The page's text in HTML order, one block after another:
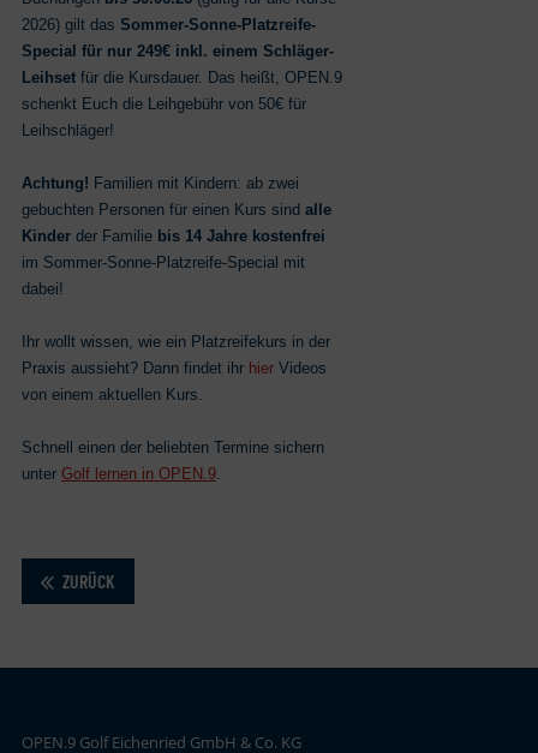
2026) gilt das Sommer-Sonne-Platzreife-
Special für nur 249€ inkl. einem Schläger-
Leihsetfür die Kursdauer. Das heißt, OPEN.9
schenkt Euch die Leihgebühr von 50€ für
Leihschläger!
Achtung! Familien mit Kindern: ab zwei
gebuchten Personen für einen Kurs sind alle
Kinderder Familiebis 14 Jahre kostenfrei
im Sommer-Sonne-Platzreife-Special mit
dabei!
Ihr wollt wissen, wie ein Platzreifekurs in der
Praxis aussieht? Dann findet ihr hier Videos
von einem aktuellen Kurs.
Schnell einen der beliebten Termine sichern
unter Golf lernen in OPEN.9.
ZURÜCK
OPEN.9 Golf Eichenried GmbH & Co. KG